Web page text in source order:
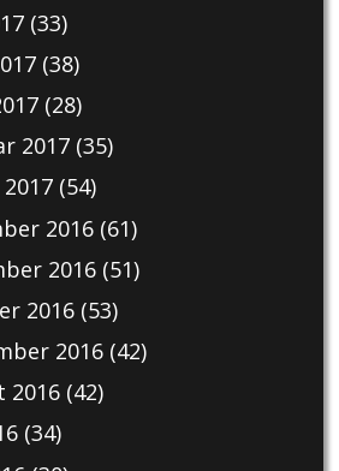
(33)
(38)
(28)
2017(35)
(54)
2016(61)
2016(51)
2016(53)
2016(42)
2016(42)
(34)